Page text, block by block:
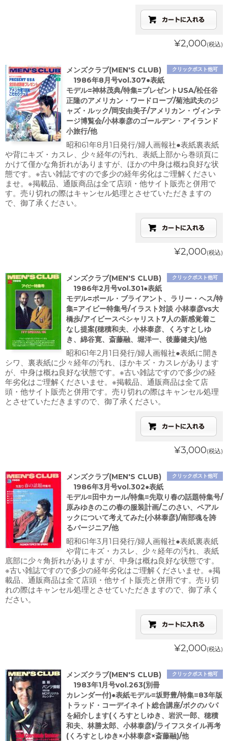
¥2,000(税込)
クリックポスト他可
メンズクラブ(MEN'S CLUB)
1986年8月号vol.307●表紙
モデル=神林茂典/特集=プレゼントUSA/松任谷
正隆のアメリカン・ワードロープ/菊池武夫のジ
ャズ・ルック/岡安由美子/アメリカン・ヴィンテ
ージ博覧会/小林泰彦のゴールデン・アイランド
小旅行/他
昭和61年8月1日発行/婦人画報社●表紙裏表紙
や背にキズ・カスレ、少々経年の汚れ、表紙上部から巻頭頁に
かけて僅かな角折れがありますが、ほかの中身は概ね良好な状
態です。※古い雑誌ですので多少の経年劣化はご理解ください
ませ。※掲載品、通販商品は全て店頭・他サイト販売と併用で
す。売り切れの際はキャンセル処理とさせていただきますの
で、御了承ください。
¥2,000(税込)
クリックポスト他可
メンズクラブ(MEN'S CLUB)
1986年2月号vol.301●表紙
モデル=ポール・ブライアント、ラリー・ヘス/特
集=アイビー特集号/イラスト対談 小林泰彦vs大
橋歩/アイビースペシャリスト7人の新感覚着こ
なし提案(穂積和夫、小林泰彦、くろすとしゆ
き、綿谷寛、斎藤融、堀洋一、後藤健夫)/他
昭和61年2月1日発行/婦人画報社●表紙に開き
シワ、裏表紙に少々経年の汚れ、ほかキズ・カスレがあります
が、中身は概ね良好な状態です。※古い雑誌ですので多少の経
年劣化はご理解くださいませ。※掲載品、通販商品は全て店
頭・他サイト販売と併用です。売り切れの際はキャンセル処理
とさせていただきますので、御了承ください。
¥3,000(税込)
クリックポスト他可
メンズクラブ(MEN'S CLUB)
1986年3月号vol.302●表紙
モデル=田中カール/特集=先取り春の話題特集号/
原みゆきのこの春の服装計画/このさい、ペアル
ックについて考えてみた(小林泰彦)/南部魂を誇
るバージニア/他
昭和61年3月1日発行/婦人画報社●表紙裏表紙
や背にキズ・カスレ、少々経年の汚れ、表紙
底部に少々角折れがありますが、中身は概ね良好な状態です。
※古い雑誌ですので多少の経年劣化はご理解くださいませ。※掲
載品、通販商品は全て店頭・他サイト販売と併用です。売り切
れの際はキャンセル処理とさせていただきますので、御了承く
ださい。
¥2,000(税込)
クリックポスト他可
メンズクラブ(MEN'S CLUB)
1983年1月号vol.263(別冊
カレンダー付)●表紙モデル=坂野豊/特集=83年版
トラッド・コーデイネイト総合講座/ボクのパパ
を紹介します(くろすとしゆき、岩沢一郎、穂積
和夫、林勝太郎、小林泰彦)/ライフスタイル再考
(くろすとしゆき×小林泰彦×斎藤融)/他